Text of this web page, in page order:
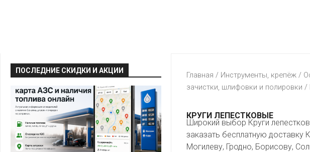
ВЕСТА
ВИТАЛЮР
ГИППО
ГРОШЫК
ОСТРОВ
ЧИСТОТЫ
И
ВКУСА
HEALTH&BEAUTY
КАТАЛОГИ AVON
LC
WAIKIKI
СКЛАД
ТРИ
ЦЕНЫ
Главная / Инструменты, крепёж /
зачистки, шлифовки и полировки /
КРУГИ ЛЕПЕСТКОВЫЕ
Широкий выбор Круги
заказать бесплатную доставку
Могилеву, Гродно, Борисову,
ПОСЛЕДНИЕ СКИДКИ И АКЦИИ